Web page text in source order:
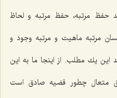
حفظ مرتبه، حفظ مرتبه و لحاظ
مرتبه ماهیت و مرتبه وجود و
این یك مطلب. از اینجا ما به این
متعال چطور قضیه صادق است